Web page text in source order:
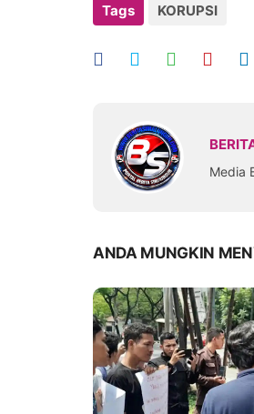
Tags KORUPSI
Media
ANDA MUNGKIN